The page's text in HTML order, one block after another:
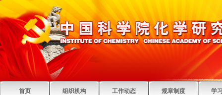
首页 组织机构 工作动态 规章制度 学